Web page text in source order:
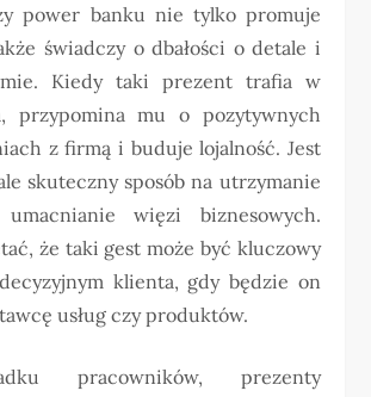
power banku nie tylko promuje
świadczy o dbałości o detale i
Kiedy taki prezent trafia w
przypomina mu o pozytywnych
z firmą i buduje lojalność. Jest
skuteczny sposób na utrzymanie
więzi biznesowych.
że taki gest może być kluczowy
klienta, gdy będzie on
usług czy produktów.
pracowników, prezenty